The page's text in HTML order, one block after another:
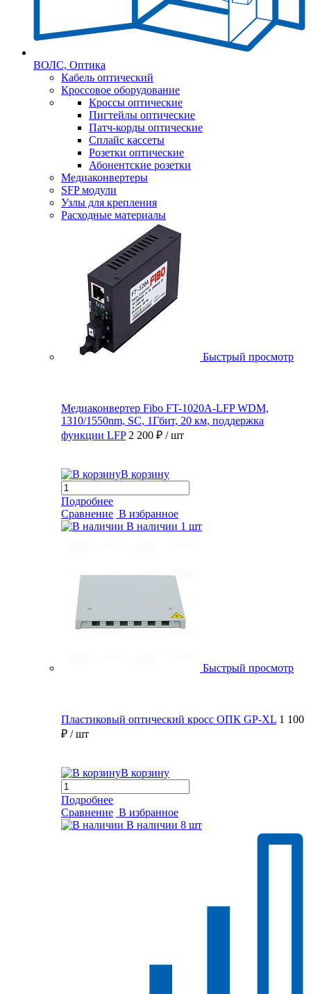
ВОЛС, Оптика
Кабель оптический
Кроссовое оборудование
Кроссы оптические
Пигтейлы оптические
Патч-корды оптические
Сплайс кассеты
Розетки оптические
Абонентские розетки
Медиаконвертеры
SFP модули
Узлы для крепления
Расходные материалы
Быстрый просмотр
Медиаконвертер Fibo FT-1020A-LFP WDM,
1310/1550nm, SC, 1Гбит, 20 км, поддержка
функции LFP 2 200 ₽ / шт
В корзину
Подробнее
Сравнение В избранное
В наличии 1 шт
Быстрый просмотр
Пластиковый оптический кросс ОПК GP-XL 1 100
₽ / шт
В корзину
Подробнее
Сравнение В избранное
В наличии 8 шт